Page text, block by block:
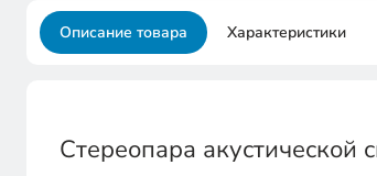
Описание товара Характеристики
Стереопара